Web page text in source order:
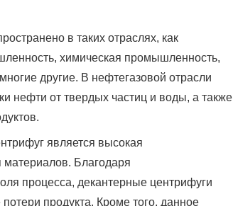
в таких отраслях, как
химическая промышленность,
другие. В нефтегазовой отрасли
нефти от твердых частиц и воды, а также
является высокая
материалов. Благодаря
процесса, декантерные центрифуги
продукта. Кроме того, данное